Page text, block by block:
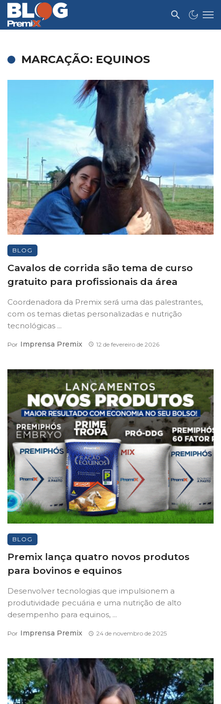
MARCAÇÃO: EQUINOS
BLOG
Cavalos de corrida são tema de curso
gratuito para profissionais da área
Coordenadora da Premix será uma das palestrantes,
com os temas dietas personalizadas e nutrição
tecnológicas ...
Por Imprensa Premix 12 de fevereiro de 2026
BLOG
Premix lança quatro novos produtos
para bovinos e equinos
Desenvolver tecnologias que impulsionem a
produtividade pecuária e uma nutrição de alto
desempenho para equinos, ...
Por Imprensa Premix 24 de novembro de 2025